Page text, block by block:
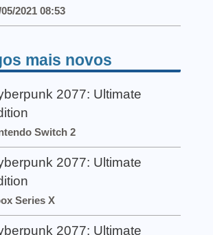
2021 08:53
mais novos
2077: Ultimate
Switch 2
2077: Ultimate
Series X
2077: Ultimate